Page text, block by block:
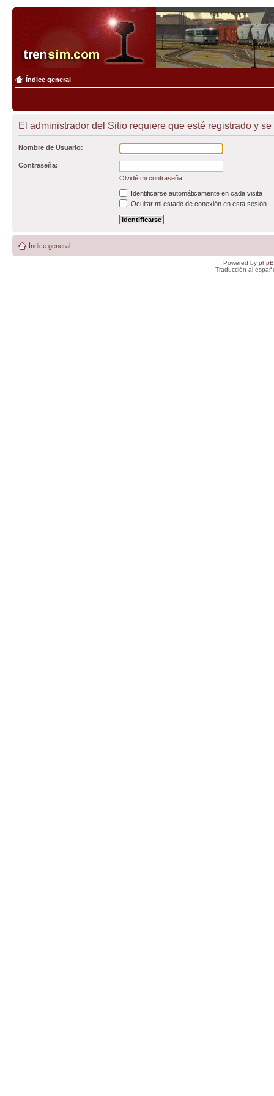
Índice general
El administrador del Sitio requiere que esté registrado y
Nombre de Usuario:
Contraseña:
Olvidé mi contraseña
Identificarse automáticamente en cada visita
Ocultar mi estado de conexión en esta sesión
Índice general
Powered by
Traducción al